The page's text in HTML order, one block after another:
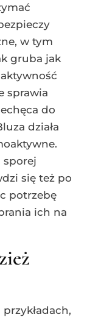
w tym
gruba jak
sprawia
do
działa
sporej
się też po
potrzebę
ich na